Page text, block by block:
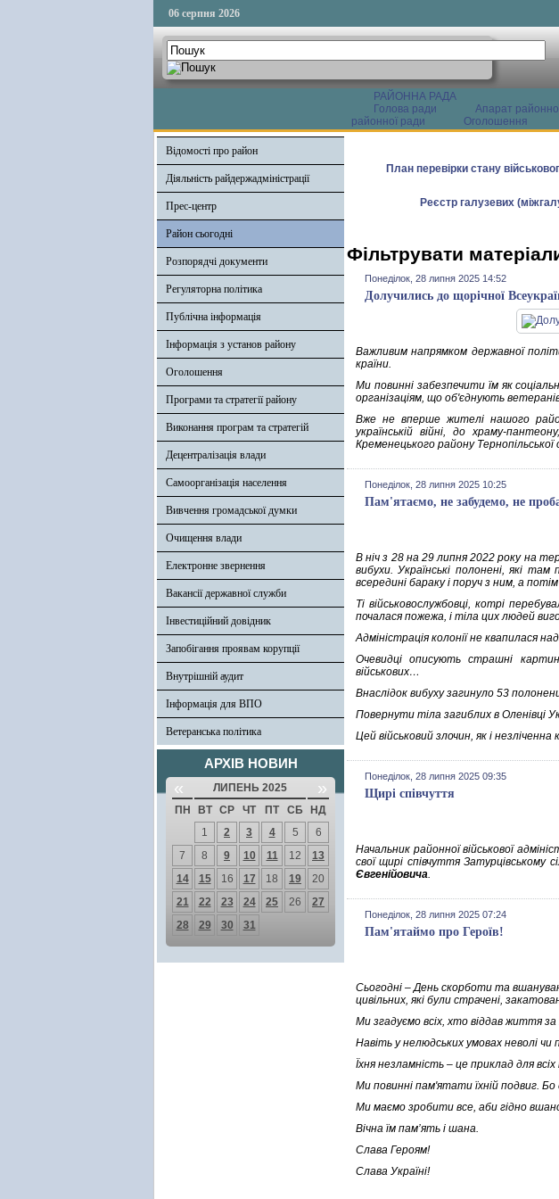
06 серпня 2026
РАЙОННА РАДА
Голова ради
Апарат
районної ради
Оголошення
Відомості про район
Діяльність райдержадміністрації
Прес-центр
Район сьогодні
Розпорядчі документи
Регуляторна політика
Публічна інформація
Інформація з установ району
Оголошення
Програми та стратегії району
Виконання програм та стратегій
Децентралізація влади
Самоорганізація населення
Вивчення громадської думки
Очищення влади
Електронне звернення
Вакансії державної служби
Інвестиційний довідник
Запобігання проявам корупції
Внутрішній аудит
Інформація для ВПО
Ветеранська політика
АРХІВ НОВИН
« ЛИПЕНЬ 2025 »
ПН ВТ СР ЧТ ПТ СБ
НД
1
2 3 4 5
6
7
8 9 10 11 12
13
14
15 16 17 18 19
20
21
22 23 24 25 26
27
28
29 30 31
План перевірки стану
Реєстр галузевих
Фільтрувати
Понеділок, 28 липня 2025 14:52
Долучились до щорічної
Важливим напрямком державної
країни.
Ми повинні забезпечити їм як
організаціям, що об'єднують
Вже не вперше жителі нашого
українській війні, до храму-
Кременецького району Тернопільської
Понеділок, 28 липня 2025 10:25
Пам'ятаємо, не забудемо, не
В ніч з 28 на 29 липня 2022 року на
вибухи. Українські полонені, які
всередині бараку і поруч з ним, а
Ті військовослужбовці, котрі
почалася пожежа, і тіла цих людей
Адміністрація колонії не квапилася
Очевидці описують страшні
військових…
Внаслідок вибуху загинуло 53
Повернути тіла загиблих в Оленівці
Цей військовий злочин, як і
Понеділок, 28 липня 2025 09:35
Щирі співчуття
Начальник районної військової
свої щирі співчуття Затурцівському
Євгенійовича.
Понеділок, 28 липня 2025 07:24
Пам'ятаймо про Героїв!
Сьогодні – День скорботи та
цивільних, які були страчені,
Ми згадуємо всіх, хто віддав життя
Навіть у нелюдських умовах неволі чи
Їхня незламність – це приклад для
Ми повинні пам'ятати їхній подвиг.
Ми маємо зробити все, аби гідно
Вічна їм пам’ять і шана.
Слава Героям!
Слава Україні!